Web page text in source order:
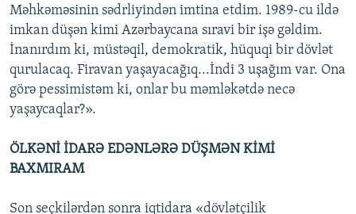
Məhkəməsinin sədrliyindən imtina etdim. 1989-cu ildə
imkan düşən kimi Azərbaycana sıravi bir işə gəldim.
İnanırdım ki, müstəqil, demokratik, hüquqi bir dövlət
qurulacaq. Firavan yaşayacağıq...İndi 3 uşağım var. Ona
görə pessimistəm ki, onlar bu məmləkətdə necə
yaşaycaqlar?».
ÖLKƏNİ İDARƏ EDƏNLƏRƏ DÜŞMƏN KİMİ
BAXMIRAM
Son seçkilərdən sonra iqtidara «dövlətçilik